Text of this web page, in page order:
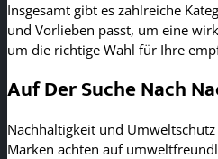
Insgesamt gibt es zahlreiche
und Vorlieben passt, um eine
um die richtige Wahl für Ihre
Auf Der Suche Nach
Nachhaltigkeit und
Marken achten auf